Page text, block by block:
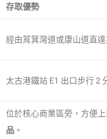
存取優勢
經由筲箕灣道或康山道直
太古港鐵站 E1 出口步行 2
位於核心商業區旁，方便
品 。